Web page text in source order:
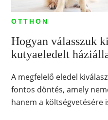
OTTHON
Hogyan válasszuk
kutyaeledelt
A megfelelő eledel
fontos döntés, amely
hanem a költségvetésére